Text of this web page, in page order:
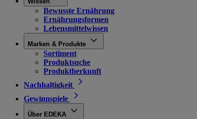
Bewusste Ernährung
Ernährungsformen
Lebensmittelwissen
Marken & Produkte
Sortiment
Produktsuche
Produktherkunft
Nachhaltigkeit
Gewinnspiele
Über EDEKA